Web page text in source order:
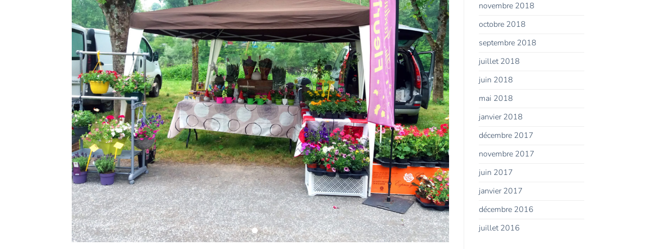
novembre 2018
octobre 2018
septembre 2018
juillet 2018
juin 2018
mai 2018
janvier 2018
décembre 2017
novembre 2017
juin 2017
janvier 2017
décembre 2016
juillet 2016